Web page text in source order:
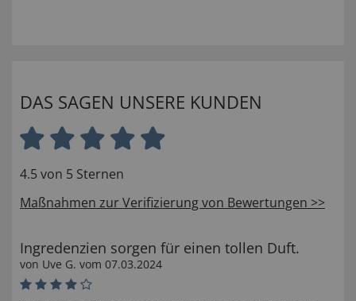
DAS SAGEN UNSERE KUNDEN
4.5 von 5 Sternen
Maßnahmen zur Verifizierung von Bewertungen >>
Ingredenzien sorgen für einen tollen Duft.
von Uve G. vom 07.03.2024